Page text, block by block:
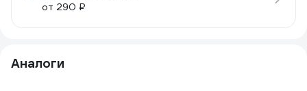
от 290 ₽
Аналоги